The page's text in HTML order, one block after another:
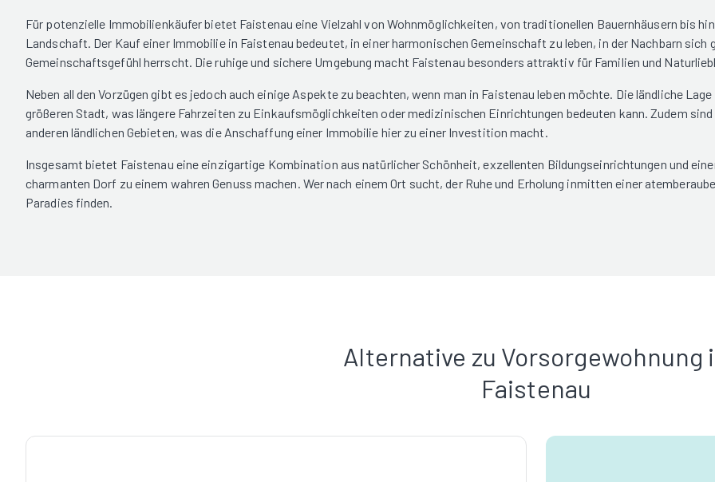
Für potenzielle Immobilienkäufer bietet Faistenau eine Vielzahl von Wohnmöglichkeiten, von traditionellen Bauernhäusern bis
Landschaft. Der Kauf einer Immobilie in Faistenau bedeutet, in einer harmonischen Gemeinschaft zu leben, in der Nachbarn
Gemeinschaftsgefühl herrscht. Die ruhige und sichere Umgebung macht Faistenau besonders attraktiv für Familien und
Neben all den Vorzügen gibt es jedoch auch einige Aspekte zu beachten, wenn man in Faistenau leben möchte. Die ländliche
größeren Stadt, was längere Fahrzeiten zu Einkaufsmöglichkeiten oder medizinischen Einrichtungen bedeuten kann. Zudem
anderen ländlichen Gebieten, was die Anschaffung einer Immobilie hier zu einer Investition macht.
Insgesamt bietet Faistenau eine einzigartige Kombination aus natürlicher Schönheit, exzellenten Bildungseinrichtungen und
charmanten Dorf zu einem wahren Genuss machen. Wer nach einem Ort sucht, der Ruhe und Erholung inmitten einer
Paradies finden.
Alternative zu Vorsorgewohnung
Faistenau